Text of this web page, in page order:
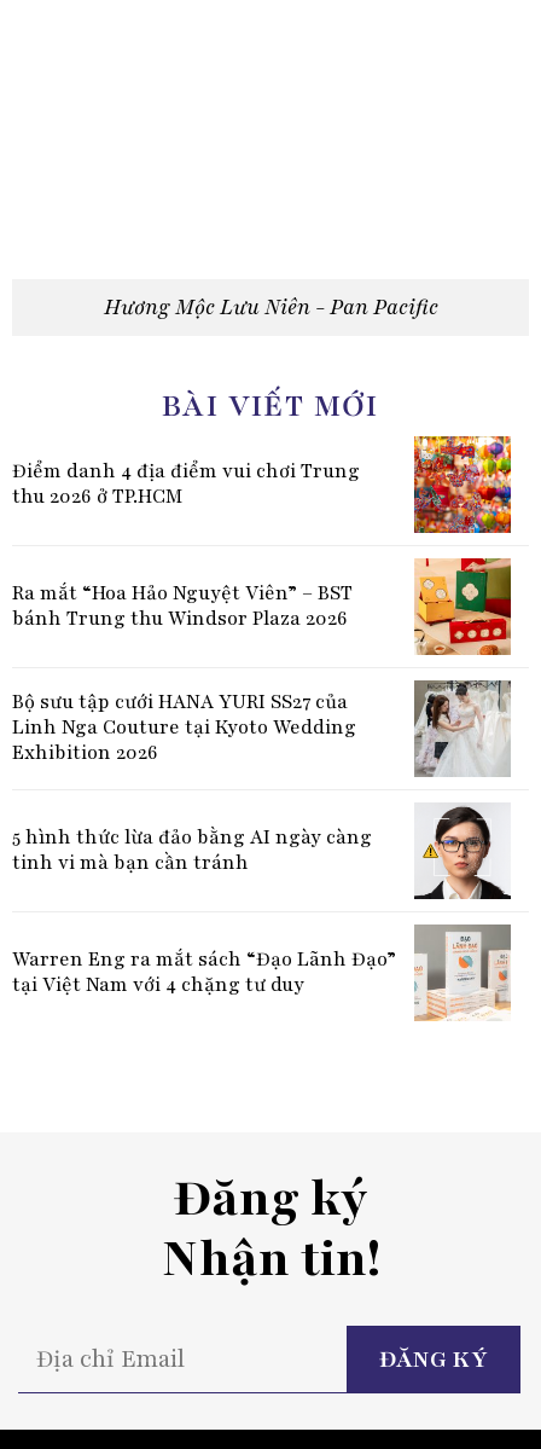
Hương Mộc Lưu Niên - Pan Pacific
BÀI VIẾT MỚI
Điểm danh 4 địa điểm vui chơi Trung
thu 2026 ở TP.HCM
Ra mắt “Hoa Hảo Nguyệt Viên” – BST
bánh Trung thu Windsor Plaza 2026
Bộ sưu tập cưới HANA YURI SS27 của
Linh Nga Couture tại Kyoto Wedding
Exhibition 2026
5 hình thức lừa đảo bằng AI ngày càng
tinh vi mà bạn cần tránh
Warren Eng ra mắt sách “Đạo Lãnh Đạo”
tại Việt Nam với 4 chặng tư duy
Đăng ký
Nhận tin!